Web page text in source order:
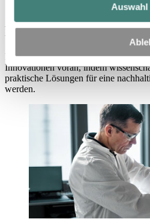
Auswahl
Forschung & Entwicklung
Forschung &
Forschung und Entwicklung (F&E)
Innovationen voran, indem
praktische Lösungen für eine
werden.